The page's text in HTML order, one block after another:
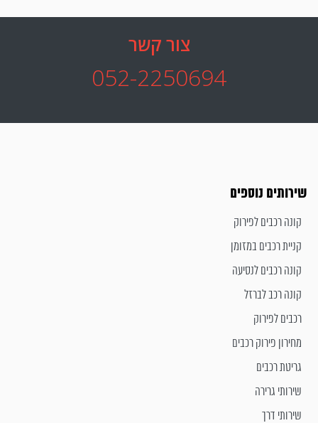
צור קשר
052-2250694
שירותים נוספים
קונה רכבים לפירוק
קניית רכבים במזומן
קונה רכבים לנסיעה
קונה רכב לברזל
רכבים לפירוק
מחירון פירוק רכבים
גריטת רכבים
שירותי גרירה
שירותי דרך